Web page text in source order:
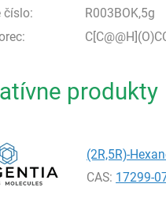
číslo:
R003BOK,5g
produkty
(2R,5R)-
CAS: 17299-